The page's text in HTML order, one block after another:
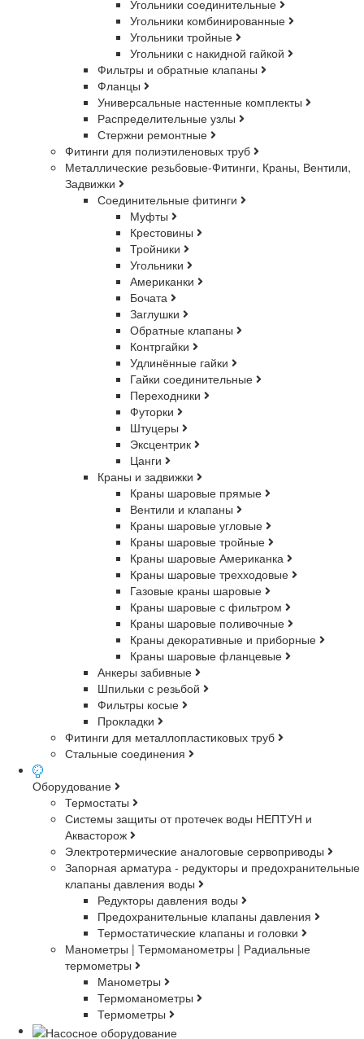
Угольники соединительные
Угольники комбинированные
Угольники тройные
Угольники с накидной гайкой
Фильтры и обратные клапаны
Фланцы
Универсальные настенные комплекты
Распределительные узлы
Стержни ремонтные
Фитинги для полиэтиленовых труб
Металлические резьбовые-Фитинги, Краны, Вентили,
Задвижки
Соединительные фитинги
Муфты
Крестовины
Тройники
Угольники
Американки
Бочата
Заглушки
Обратные клапаны
Контргайки
Удлинённые гайки
Гайки соединительные
Переходники
Футорки
Штуцеры
Эксцентрик
Цанги
Краны и задвижки
Краны шаровые прямые
Вентили и клапаны
Краны шаровые угловые
Краны шаровые тройные
Краны шаровые Американка
Краны шаровые трехходовые
Газовые краны шаровые
Краны шаровые с фильтром
Краны шаровые поливочные
Краны декоративные и приборные
Краны шаровые фланцевые
Анкеры забивные
Шпильки с резьбой
Фильтры косые
Прокладки
Фитинги для металлопластиковых труб
Стальные соединения
Оборудование
Термостаты
Системы защиты от протечек воды НЕПТУН и
Аквасторож
Электротермические аналоговые сервоприводы
Запорная арматура - редукторы и предохранительные
клапаны давления воды
Редукторы давления воды
Предохранительные клапаны давления
Термостатические клапаны и головки
Манометры | Термоманометры | Радиальные
термометры
Манометры
Термоманометры
Термометры